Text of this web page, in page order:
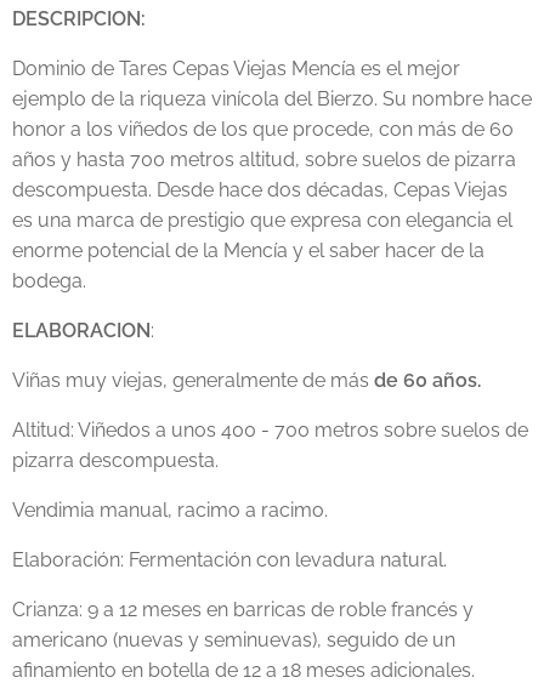
DESCRIPCION:
Dominio de Tares Cepas Viejas Mencía es el mejor
ejemplo de la riqueza vinícola del Bierzo. Su nombre hace
honor a los viñedos de los que procede, con más de 60
años y hasta 700 metros altitud, sobre suelos de pizarra
descompuesta. Desde hace dos décadas, Cepas Viejas
es una marca de prestigio que expresa con elegancia el
enorme potencial de la Mencía y el saber hacer de la
bodega.
ELABORACION:
Viñas muy viejas, generalmente de más de 60 años.
Altitud: Viñedos a unos 400 - 700 metros sobre suelos de
pizarra descompuesta.
Vendimia manual, racimo a racimo.
Elaboración: Fermentación con levadura natural.
Crianza: 9 a 12 meses en barricas de roble francés y
americano (nuevas y seminuevas), seguido de un
afinamiento en botella de 12 a 18 meses adicionales.